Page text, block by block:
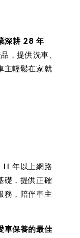
深耕 28 年
，提供洗車、
主輕鬆在家就
年以上網路
礎，提供正確
務，陪伴車主
車保養的最佳